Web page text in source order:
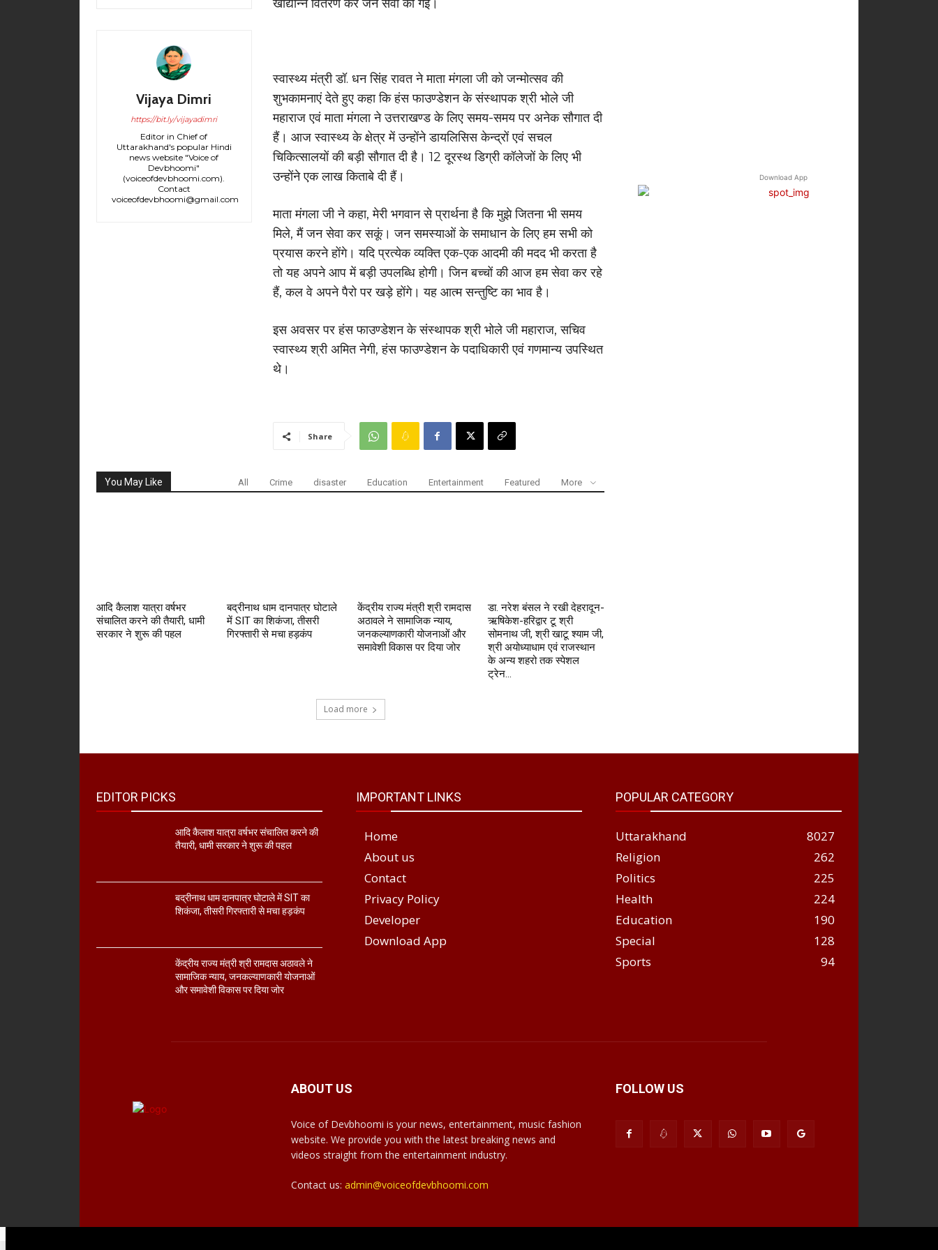
Vijaya Dimri
https://bit.ly/vijayadimri
Editor in Chief of
Uttarakhand's popular Hindi
news website "Voice of
Devbhoomi"
(voiceofdevbhoomi.com).
Contact
voiceofdevbhoomi@gmail.com
खाद्यान्न वितरण कर जन सेवा की गई।
स्वास्थ्य मंत्री डॉ. धन सिंह रावत ने माता मंगला जी को जन्मोत्सव की
शुभकामनाएं देते हुए कहा कि हंस फाउण्डेशन के संस्थापक श्री भोले जी
महाराज एवं माता मंगला ने उत्तराखण्ड के लिए समय-समय पर अनेक सौगात दी
हैं। आज स्वास्थ्य के क्षेत्र में उन्होंने डायलिसिस केन्द्रों एवं सचल
चिकित्सालयों की बड़ी सौगात दी है। 12 दूरस्थ डिग्री कॉलेजों के लिए भी
उन्होंने एक लाख किताबे दी हैं।
माता मंगला जी ने कहा, मेरी भगवान से प्रार्थना है कि मुझे जितना भी समय
मिले, मैं जन सेवा कर सकूं। जन समस्याओं के समाधान के लिए हम सभी को
प्रयास करने होंगे। यदि प्रत्येक व्यक्ति एक-एक आदमी की मदद भी करता है
तो यह अपने आप में बड़ी उपलब्धि होगी। जिन बच्चों की आज हम सेवा कर रहे
हैं, कल वे अपने पैरो पर खड़े होंगे। यह आत्म सन्तुष्टि का भाव है।
इस अवसर पर हंस फाउण्डेशन के संस्थापक श्री भोले जी महाराज, सचिव
स्वास्थ्य श्री अमित नेगी, हंस फाउण्डेशन के पदाधिकारी एवं गणमान्य उपस्थित
थे।
Share
You May Like All Crime disaster Education Entertainment Featured More
आदि कैलाश यात्रा वर्षभर
संचालित करने की तैयारी, धामी
सरकार ने शुरू की पहल
बद्रीनाथ धाम दानपात्र घोटाले
में SIT का शिकंजा, तीसरी
गिरफ्तारी से मचा हड़कंप
केंद्रीय राज्य मंत्री श्री रामदास
अठावले ने सामाजिक न्याय,
जनकल्याणकारी योजनाओं और
समावेशी विकास पर दिया जोर
डा. नरेश बंसल ने रखी देहरादून-
ऋषिकेश-हरिद्वार टू श्री
सोमनाथ जी, श्री खाटू श्याम जी,
श्री अयोध्याधाम एवं राजस्थान
के अन्य शहरो तक स्पेशल
ट्रेन...
Load more
Download App
EDITOR PICKS
आदि कैलाश यात्रा वर्षभर संचालित करने की
तैयारी, धामी सरकार ने शुरू की पहल
बद्रीनाथ धाम दानपात्र घोटाले में SIT का
शिकंजा, तीसरी गिरफ्तारी से मचा हड़कंप
केंद्रीय राज्य मंत्री श्री रामदास अठावले ने
सामाजिक न्याय, जनकल्याणकारी योजनाओं
और समावेशी विकास पर दिया जोर
IMPORTANT LINKS
Home
About us
Contact
Privacy Policy
Developer
Download App
POPULAR CATEGORY
Uttarakhand
8027
Religion
262
Politics
225
Health
224
Education
190
Special
128
Sports
94
ABOUT US
Voice of Devbhoomi is your news, entertainment, music fashion
website. We provide you with the latest breaking news and
videos straight from the entertainment industry.
Contact us: admin@voiceofdevbhoomi.com
FOLLOW US